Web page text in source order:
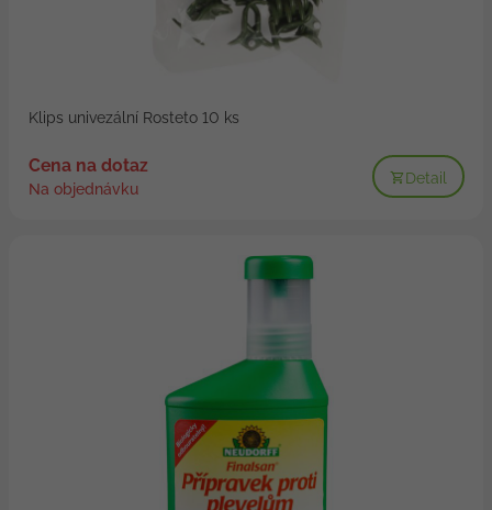
Klips univezální Rosteto 10 ks
Cena na dotaz
Na objednávku
Detail